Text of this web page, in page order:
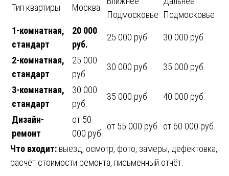
Тип квартиры Москва
Подмосковье Подмосковье
1-комнатная,
стандарт
20 000
руб.
25 000 руб. 30 000 руб.
2-комнатная,
стандарт
25 000
руб.
30 000 руб. 35 000 руб.
3-комнатная,
стандарт
30 000
руб.
35 000 руб. 40 000 руб.
Дизайн-
ремонт
от 50
000 руб.
от 55 000 руб. от 60 000 руб.
Что входит: выезд, осмотр, фото, замеры, дефектовка,
расчёт стоимости ремонта, письменный отчёт.